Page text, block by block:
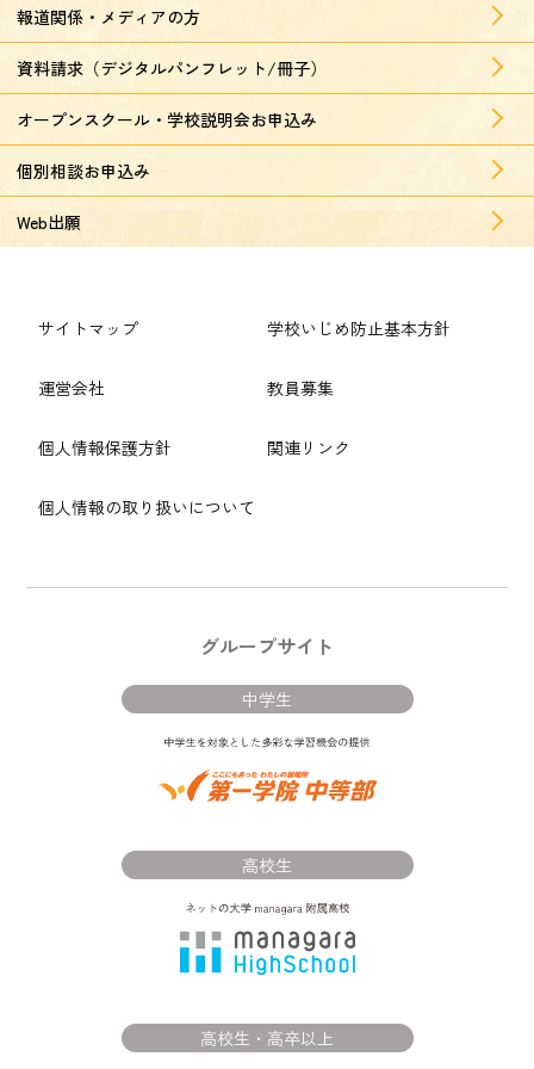
報道関係・メディアの方
資料請求（デジタルパンフレット/冊子）
オープンスクール・学校説明会お申込み
個別相談お申込み
Web出願
サイトマップ
運営会社
個人情報保護方針
個人情報の取り扱いについて
学校いじめ防止基本方針
教員募集
関連リンク
グループサイト
中学生
高校生
高校生・高卒以上